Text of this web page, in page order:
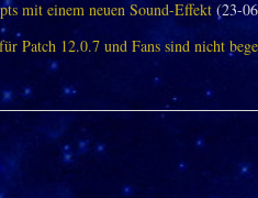
mit einem neuen Sound-Effekt(23-
Patch 12.0.7 und Fans sind nicht